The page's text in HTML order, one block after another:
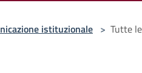
istituzionale > Tutte